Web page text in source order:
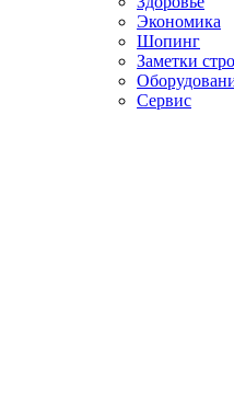
Экономика
Шопинг
Заметки
Сервис